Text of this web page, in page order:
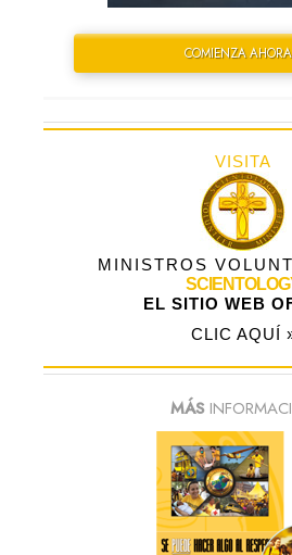
COMIENZA
VISITA
MINISTROS
EL SITIO WEB
CLIC AQUÍ
MÁS